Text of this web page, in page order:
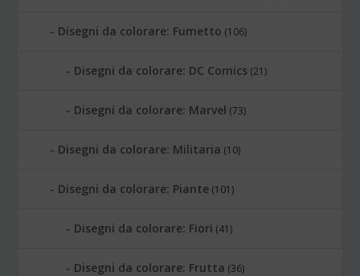
Disegni da colorare: Fumetto (106)
Disegni da colorare: DC Comics (21)
Disegni da colorare: Marvel (73)
Disegni da colorare: Militaria (10)
Disegni da colorare: Piante (101)
Disegni da colorare: Fiori (41)
Disegni da colorare: Frutta (36)